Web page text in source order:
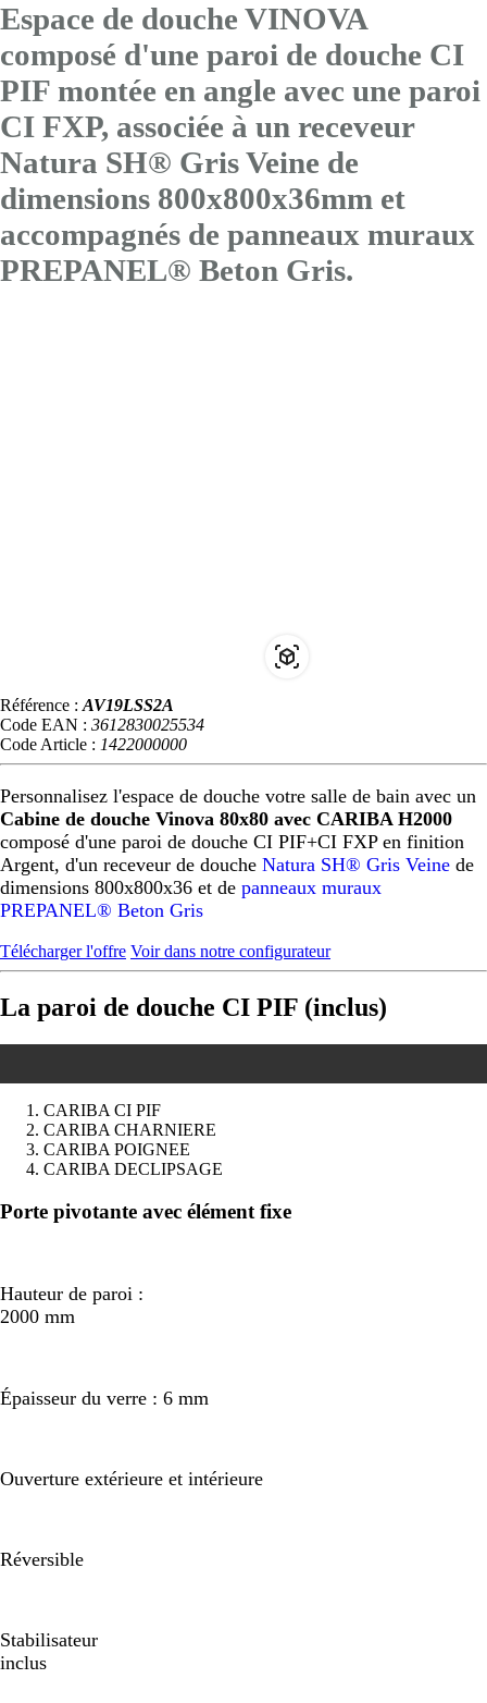
Espace de douche VINOVA
composé d'une paroi de douche CI
PIF montée en angle avec une paroi
CI FXP, associée à un receveur
Natura SH® Gris Veine de
dimensions 800x800x36mm et
accompagnés de panneaux muraux
PREPANEL® Beton Gris.
Référence : AV19LSS2A
Code EAN : 3612830025534
Code Article : 1422000000
Personnalisez l'espace de douche votre salle de bain avec un
Cabine de douche Vinova 80x80 avec CARIBA H2000
composé d'une paroi de douche CI PIF+CI FXP en finition
Argent, d'un receveur de douche Natura SH® Gris Veine de
dimensions 800x800x36 et de panneaux muraux
PREPANEL® Beton Gris
Télécharger l'offre Voir dans notre configurateur
La paroi de douche CI PIF (inclus)
CARIBA CI PIF
CARIBA CHARNIERE
CARIBA POIGNEE
CARIBA DECLIPSAGE
Précédent
Suivant
Porte pivotante avec élément fixe
Hauteur de paroi :
2000 mm
Épaisseur du verre : 6 mm
Ouverture extérieure et intérieure
Réversible
Stabilisateur
inclus